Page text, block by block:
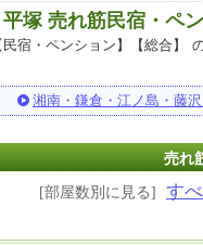
塚 売れ筋民宿・ペ
宿・ペンション】【総合】
湘南・鎌倉・江ノ島・藤
売れ
[部屋数別に見る] す